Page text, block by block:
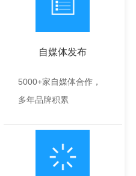
自媒体发布
5000+家自媒体合作，
多年品牌积累